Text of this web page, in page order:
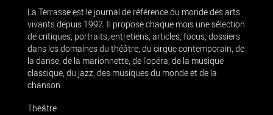
La Terrasse est le journal de référence du monde des arts
vivants depuis 1992. Il propose chaque mois une sélection
de critiques, portraits, entretiens, articles, focus, dossiers
dans les domaines du théâtre, du cirque contemporain, de
la danse, de la marionnette, de l’opéra, de la musique
classique, du jazz, des musiques du monde et de la
chanson.
Théâtre